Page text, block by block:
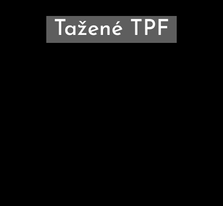
Tažené TPF